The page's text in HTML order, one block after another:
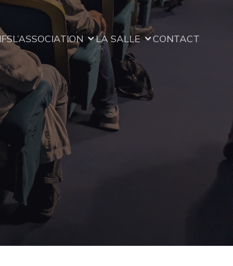
L’ASSOCIATION LA SALLE CONTACT